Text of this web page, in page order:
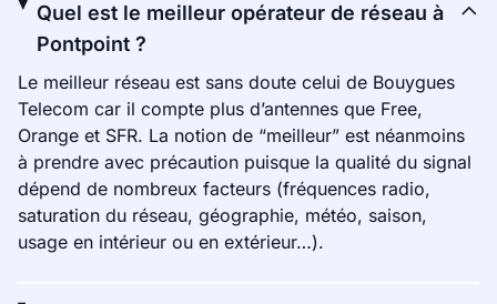
Quel est le meilleur opérateur de réseau à
Pontpoint ?
Le meilleur réseau est sans doute celui de Bouygues
Telecom car il compte plus d’antennes que Free,
Orange et SFR. La notion de “meilleur” est néanmoins
à prendre avec précaution puisque la qualité du signal
dépend de nombreux facteurs (fréquences radio,
saturation du réseau, géographie, météo, saison,
usage en intérieur ou en extérieur…).